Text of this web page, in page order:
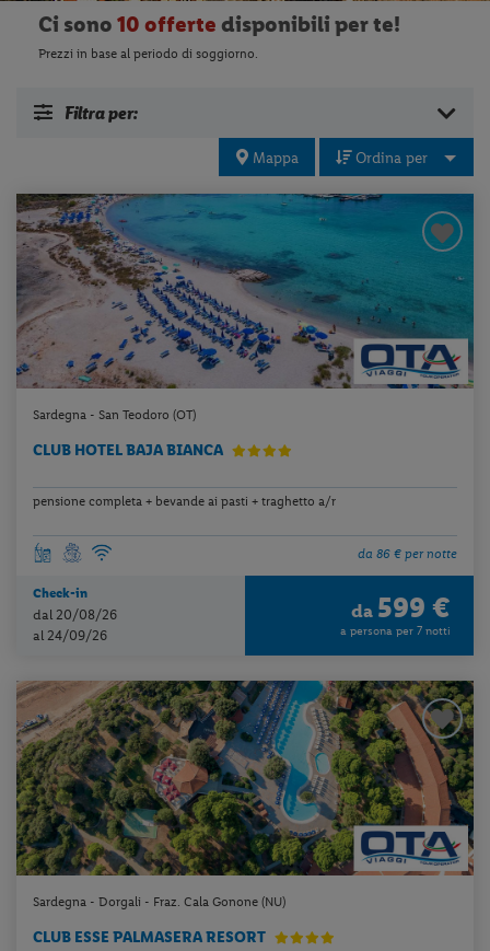
Ci sono10 offerte disponibili per te!
Prezzi in base al periodo di soggiorno.
Filtra per:
Mappa Ordina per
Sardegna - San Teodoro (OT)
CLUB HOTEL BAJA BIANCA
pensione completa + bevande ai pasti + traghetto a/r
da 86 € per notte
Check-in
dal 20/08/26
al 24/09/26
da 599 €
a persona per 7 notti
Sardegna - Dorgali - Fraz. Cala Gonone (NU)
CLUB ESSE PALMASERA RESORT